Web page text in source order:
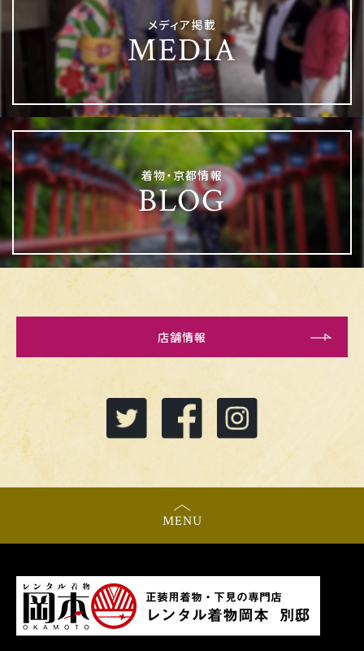
メディア掲載
MEDIA
着物・京都情報
BLOG
店舗情報
MENU